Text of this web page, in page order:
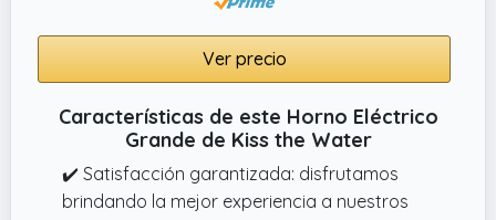
producción de humo, creando un ambiente
de cocina más agradable y saludable.
✔️ Cocina eficiente y saludable Tome el
rango de temperatura ajustable de 80230 ℃
resultados perfectos cada vez
seleccionando la temperatura ideal y la
Ver precio
Características de este Horno Eléctrico
Grande de Kiss the Water
✔️ Satisfacción garantizada: disfrutamos
brindando la mejor experiencia a nuestros